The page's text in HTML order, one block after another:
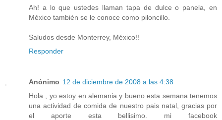
Ah! a lo que ustedes llaman tapa de dulce o panela, en
México también se le conoce como piloncillo.
Saludos desde Monterrey, México!!
Responder
Anónimo 12 de diciembre de 2008 a las 4:38
Hola , yo estoy en alemania y bueno esta semana tenemos
una actividad de comida de nuestro pais natal, gracias por
el aporte esta bellisimo. mi facebook